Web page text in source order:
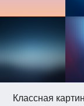
Классная